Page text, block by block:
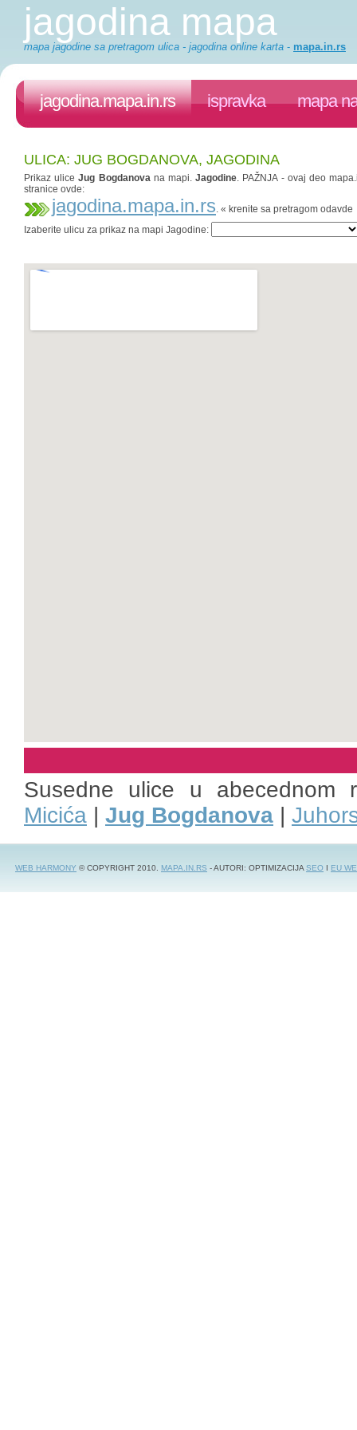
jagodina mapa
mapa jagodine sa pretragom ulica - jagodina online karta - mapa.in.rs
jagodina.mapa.in.rs ispravka mapa
ULICA: JUG BOGDANOVA, JAGODINA
Prikaz uliceJug Bogdanovana mapi.Jagodine. PAŽNJA - ovaj deo
stranice ovde:
jagodina.mapa.in.rs. « krenite sa pretragom odavde
Izaberite ulicu za prikaz na mapi Jagodine:
Susedne ulice u abecednom
Micića | Jug Bogdanova |
WEB HARMONY © COPYRIGHT 2010. MAPA.IN.RS - AUTORI: OPTIMIZACIJASEO I EU